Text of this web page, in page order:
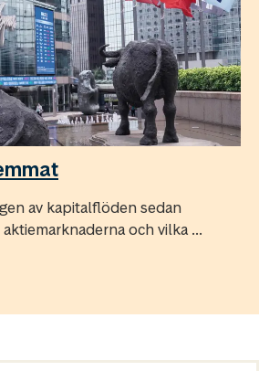
av kapitalflöden sedan
och vilka ...